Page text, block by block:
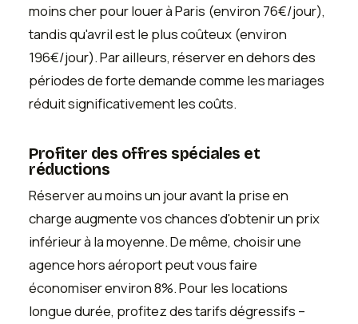
moins cher pour louer à Paris (environ 76€/jour),
tandis qu'avril est le plus coûteux (environ
196€/jour). Par ailleurs, réserver en dehors des
périodes de forte demande comme les mariages
réduit significativement les coûts.
Profiter des offres spéciales et
réductions
Réserver au moins un jour avant la prise en
charge augmente vos chances d'obtenir un prix
inférieur à la moyenne. De même, choisir une
agence hors aéroport peut vous faire
économiser environ 8%. Pour les locations
longue durée, profitez des tarifs dégressifs –